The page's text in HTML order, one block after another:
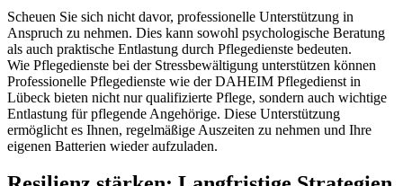
Scheuen Sie sich nicht davor, professionelle Unterstützung in
Anspruch zu nehmen. Dies kann sowohl psychologische Beratung
als auch praktische Entlastung durch Pflegedienste bedeuten.
Wie Pflegedienste bei der Stressbewältigung unterstützen können
Professionelle Pflegedienste wie der DAHEIM Pflegedienst in
Lübeck bieten nicht nur qualifizierte Pflege, sondern auch wichtige
Entlastung für pflegende Angehörige. Diese Unterstützung
ermöglicht es Ihnen, regelmäßige Auszeiten zu nehmen und Ihre
eigenen Batterien wieder aufzuladen.